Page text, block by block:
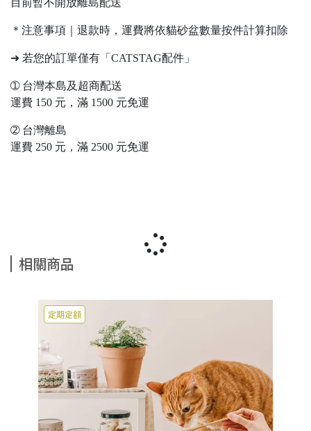
目前暫不開放離島配送
＊注意事項｜退款時，運費將依貓砂盆數量按件計算扣除
➜ 若您的訂單僅有「CATSTAG配件」
➀ 台灣本島及超商配送
運費 150 元，滿 1500 元免運
➁ 台灣離島
運費 250 元，滿 2500 元免運
相關商品
定期定額